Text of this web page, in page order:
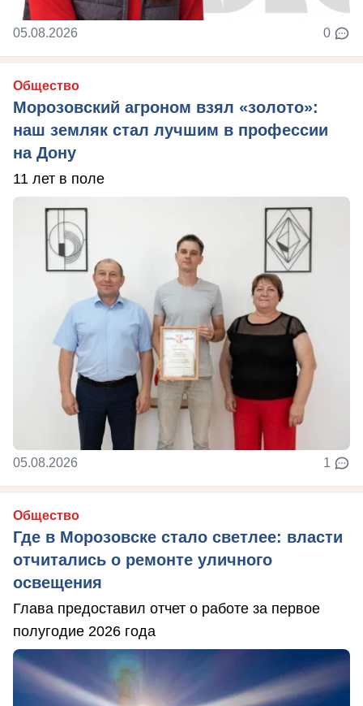
05.08.2026 0
Общество
Морозовский агроном взял «золото»:
наш земляк стал лучшим в профессии
на Дону
11 лет в поле
05.08.2026 1
Общество
Где в Морозовске стало светлее: власти
отчитались о ремонте уличного
освещения
Глава предоставил отчет о работе за первое
полугодие 2026 года